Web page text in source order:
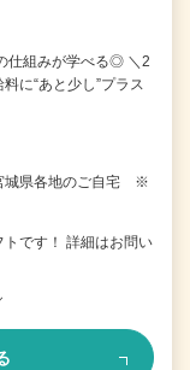
仕組みが学べる◎ ＼2
に“あと少し”プラス
城県各地のご自宅 ※
です！ 詳細はお問い